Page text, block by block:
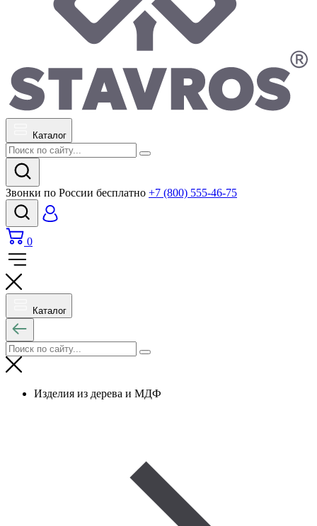
Каталог
Звонки по России бесплатно +7 (800) 555-46-75
0
Каталог
Изделия из дерева и МДФ